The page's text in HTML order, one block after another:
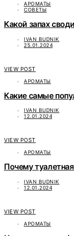
АРОМАТЫ
СОВЕТЫ
Какой запах
IVAN BUDNIK
25.01.2024
VIEW POST
АРОМАТЫ
Какие самые
IVAN BUDNIK
12.01.2024
VIEW POST
АРОМАТЫ
Почему
IVAN BUDNIK
12.01.2024
VIEW POST
АРОМАТЫ